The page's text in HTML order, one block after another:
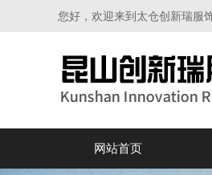
您好，欢迎来到太仓创新瑞服
网站首页